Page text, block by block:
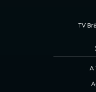
TV
A